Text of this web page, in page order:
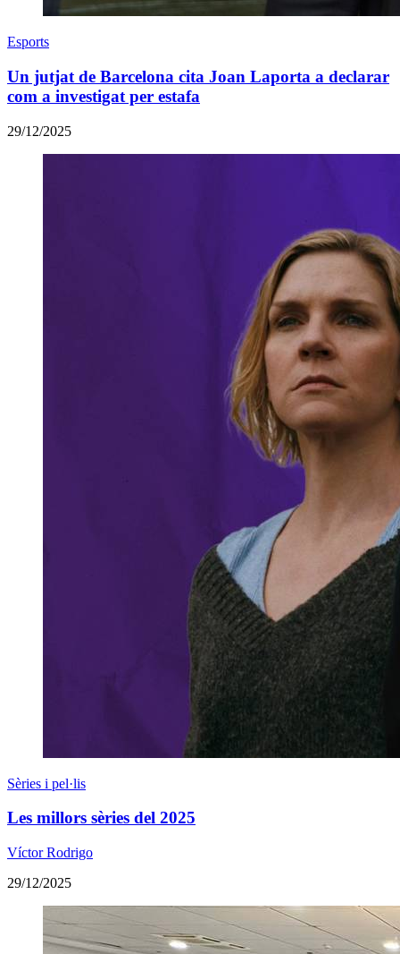
Esports
Un jutjat de Barcelona cita Joan Laporta a declarar
com a investigat per estafa
29/12/2025
Sèries i pel·lis
Les millors sèries del 2025
Víctor Rodrigo
29/12/2025